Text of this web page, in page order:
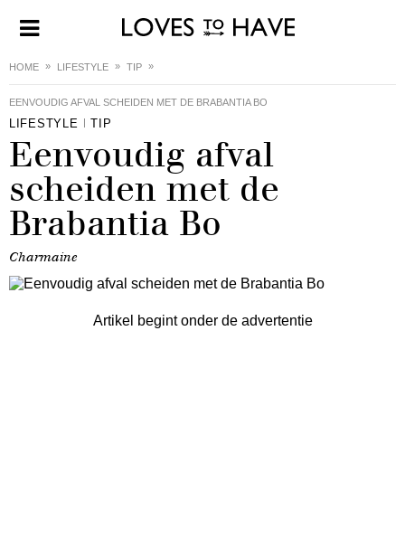
HOME LIFESTYLE TIP
EENVOUDIG AFVAL SCHEIDEN MET DE BRABANTIA BO
LIFESTYLE TIP
Eenvoudig afval
scheiden met de
Brabantia Bo
Charmaine
Artikel begint onder de advertentie